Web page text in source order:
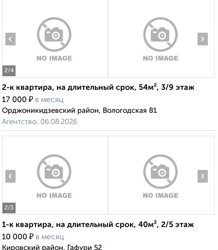
2/4
‹ ›
2-к квартира, на длительный срок, 54м², 3/9 этаж
17 000 ₽ в месяц
Орджоникидзевский район, Вологодская 81
Агентство, 06.08.2026
2/3
‹ ›
1-к квартира, на длительный срок, 40м², 2/5 этаж
10 000 ₽ в месяц
Кировский район, Гафури 52